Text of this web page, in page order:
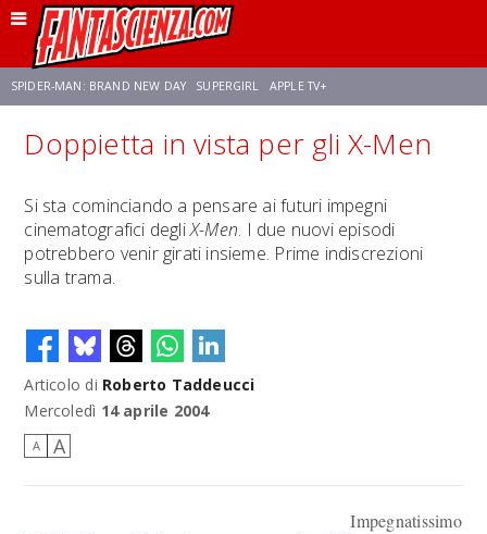
SPIDER-MAN: BRAND NEW DAY SUPERGIRL APPLE TV+
FRANCO RICCIARDIELLO ZENDAYA STAR TREK AVENGERS: DOOMSDAY
NETFLIX SADIE SINK CELIA ROSE GOODING
Doppietta in vista per gli X-Men
Si sta cominciando a pensare ai futuri impegni
cinematografici degliX-Men. I due nuovi episodi
potrebbero venir girati insieme. Prime indiscrezioni
sulla trama.
Articolo di Roberto Taddeucci
Mercoledì 14 aprile 2004
A A
Impegnatissimo